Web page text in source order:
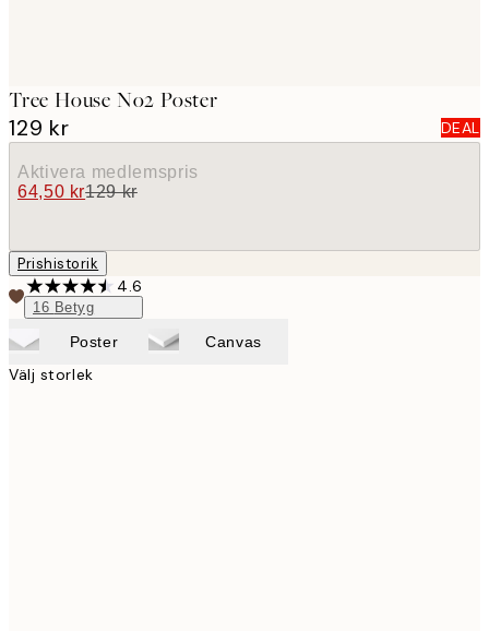
Tree House No2 Poster
129 kr DEAL
Aktivera medlemspris
64,50 kr129 kr
Prishistorik
4.6
16 Betyg
Poster Canvas
Välj storlek